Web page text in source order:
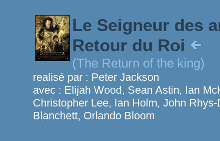
Le Seigneur des
Retour du Roi
(The Return of the king)
realisé par : Peter Jackson
avec : Elijah Wood, Sean Astin, Ian
Christopher Lee, Ian Holm, John
Blanchett, Orlando Bloom